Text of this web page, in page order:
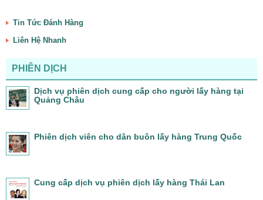
Tin Tức Đánh Hàng
Liên Hệ Nhanh
PHIÊN DỊCH
Dịch vụ phiên dịch cung cấp cho người lấy hàng tại
Quảng Châu
Phiên dịch viên cho dân buôn lấy hàng Trung Quốc
Cung cấp dịch vụ phiên dịch lấy hàng Thái Lan